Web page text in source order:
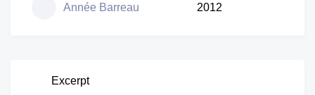
Année Barreau 2012
Excerpt